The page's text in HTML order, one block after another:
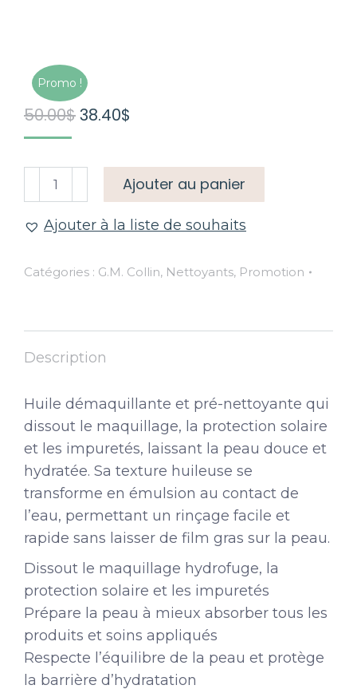
Promo !
50.00$Le
initial
était :
38.40$
actuel
est :
quantité
de
Huile
Ajouter au panier
Ajouter à la liste de souhaits
Catégories : G.M. Collin, Nettoyants, Promotion
Description
Huile démaquillante et pré-nettoyante qui
dissout le maquillage, la protection solaire
et les impuretés, laissant la peau douce et
hydratée. Sa texture huileuse se
transforme en émulsion au contact de
l’eau, permettant un rinçage facile et
rapide sans laisser de film gras sur la peau.
Dissout le maquillage hydrofuge, la
protection solaire et les impuretés
Prépare la peau à mieux absorber tous les
produits et soins appliqués
Respecte l’équilibre de la peau et protège
la barrière d’hydratation